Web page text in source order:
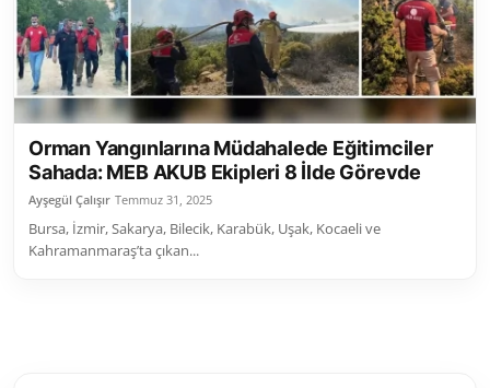
Sivil Toplum Kuruluşları
Kamu Kurumları ve Üst Kurullar
Resmi Reklamlar
Orman Yangınlarına Müdahalede Eğitimciler
Sahada: MEB AKUB Ekipleri 8 İlde Görevde
Ayşegül Çalışır Temmuz 31, 2025
Bursa, İzmir, Sakarya, Bilecik, Karabük, Uşak, Kocaeli ve
Kahramanmaraş’ta çıkan...